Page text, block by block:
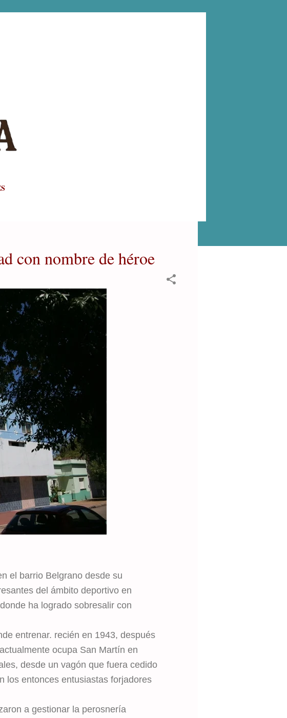
con nombre de héroe
el barrio Belgrano desde su
del ámbito deportivo en
ha logrado sobresalir con
entrenar. recién en 1943, después
ocupa San Martín en
desde un vagón que fuera cedido
los entonces entusiastas forjadores
a gestionar la perosnería